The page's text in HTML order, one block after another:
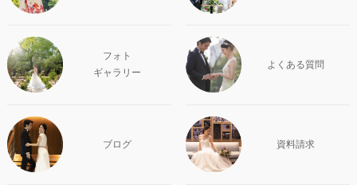
フォト
ギャラリー
よくある質問
ブログ 資料請求